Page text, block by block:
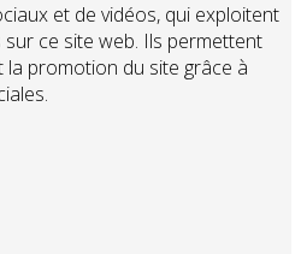
et de vidéos, qui exploitent
ce site web. Ils permettent
la promotion du site grâce à